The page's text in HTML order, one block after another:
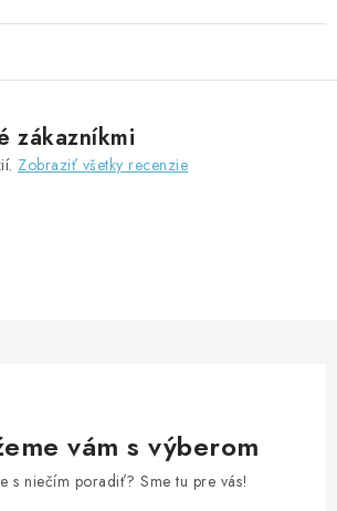
zákazníkmi
Zobraziť všetky recenzie
vám s výberom
s niečím poradiť? Sme tu pre vás!